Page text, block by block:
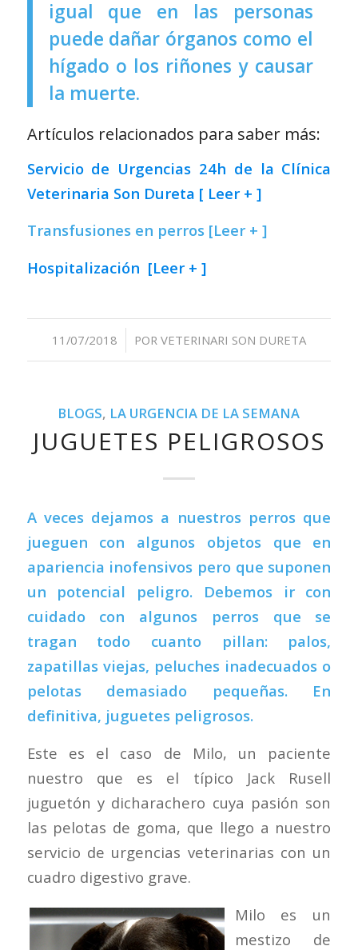
igual que en las personas
puede dañar órganos como el
hígado o los riñones y causar
la muerte.
Artículos relacionados para saber más:
Servicio de Urgencias 24h de la Clínica
Veterinaria Son Dureta [ Leer + ]
Transfusiones en perros [Leer + ]
Hospitalización [Leer + ]
11/07/2018
/ POR VETERINARI SON DURETA
BLOGS, LA URGENCIA DE LA SEMANA
JUGUETES PELIGROSOS
A veces dejamos a nuestros perros que
jueguen con algunos objetos que en
apariencia inofensivos pero que suponen
un potencial peligro. Debemos ir con
cuidado con algunos perros que se
tragan todo cuanto pillan: palos,
zapatillas viejas, peluches inadecuados o
pelotas demasiado pequeñas. En
definitiva, juguetes peligrosos.
Este es el caso de Milo, un paciente
nuestro que es el típico Jack Rusell
juguetón y dicharachero cuya pasión son
las pelotas de goma, que llego a nuestro
servicio de urgencias veterinarias con un
cuadro digestivo grave.
Milo es un
mestizo de